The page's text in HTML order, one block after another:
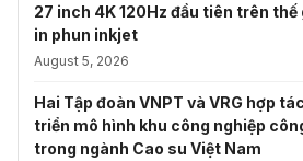
27 inch 4K 120Hz đầu tiên trên
in phun inkjet
August 5, 2026
Hai Tập đoàn VNPT và VRG hợp
triển mô hình khu công nghiệp
trong ngành Cao su Việt Nam